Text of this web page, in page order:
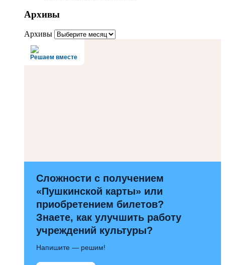
Архивы
Архивы
Решаем вместе
Сложности с получением
«Пушкинской карты» или
приобретением билетов?
Знаете, как улучшить работу
учреждений культуры?
Напишите — решим!